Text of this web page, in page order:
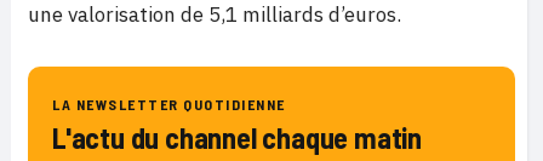
une valorisation de 5,1 milliards d’euros.
LA NEWSLETTER QUOTIDIENNE
L'actu du channel chaque matin